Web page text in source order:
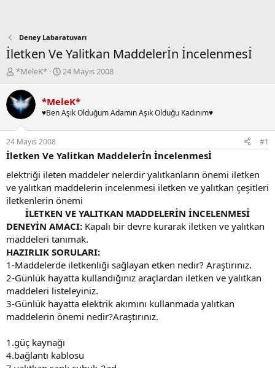
Deney Labaratuvarı
İletken Ve Yalitkan Maddelerİn İncelenmesİ
K
n
b
u
y
u
b
a
l
a
t
n
*MeleK*
B
l
a
ı
ç
a
r
i
h
i
24 Mayıs 2008
*MeleK*
♥Ben Aşık Olduğum Adamın Aşık Olduğu Kadınım♥
24 Mayıs 2008 #1
İletken Ve Yalitkan Maddelerİn İncelenmesİ
elektriği ileten maddeler nelerdir yalıtkanların önemi iletken
ve yalıtkan maddelerin incelenmesi iletken ve yalıtkan çeşitleri
iletkenlerin önemi
İLETKEN VE YALITKAN MADDELERİN İNCELENMESİ
DENEYİN AMACI: Kapalı bir devre kurarak iletken ve yalıtkan
maddeleri tanımak.
HAZIRLIK SORULARI:
1-Maddelerde iletkenliği sağlayan etken nedir? Araştırınız.
2-Günlük hayatta kullandığınız araçlardan iletken ve yalıtkan
maddeleri listeleyiniz.
3-Günlük hayatta elektrik akımını kullanmada yalıtkan
maddelerin önemi nedir?Araştırınız.
1.güç kaynağı
4.bağlantı kablosu